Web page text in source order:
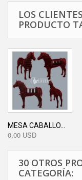
LOS
PRODUCTO
MESA CABALLO...
0,00 USD
30 OTROS
CATEGORÍA: